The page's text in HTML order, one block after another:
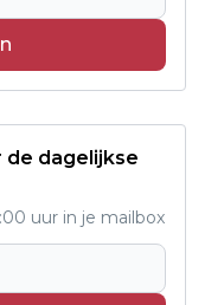
de dagelijkse
uur in je mailbox